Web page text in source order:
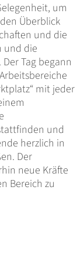
um
Überblick
und die
und die
Tag begann
mit jeder
und
herzlich in
Der
neue Kräfte
Bereich zu